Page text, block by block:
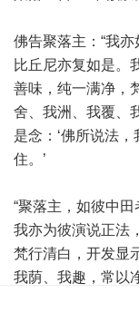
佛告聚落主：“我
比丘尼亦复如是。
善味，纯一满净，
舍、我洲、我覆、
是念：‘佛所说法
住。’
“聚落主，如彼中
我亦为彼演说正法
梵行清白，开发显
我荫、我趣，常以
法，我悉受持，令